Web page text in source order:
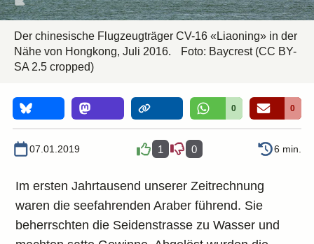
Der chinesische Flugzeugträger CV-16 «Liaoning» in der
Nähe von Hongkong, Juli 2016.
Foto: Baycrest(CC BY-
SA 2.5 cropped)
0 0
07.01.2019 1 0 6 min.
Im ersten Jahrtausend unserer Zeitrechnung
waren die seefahrenden Araber führend. Sie
beherrschten die Seidenstrasse zu Wasser und